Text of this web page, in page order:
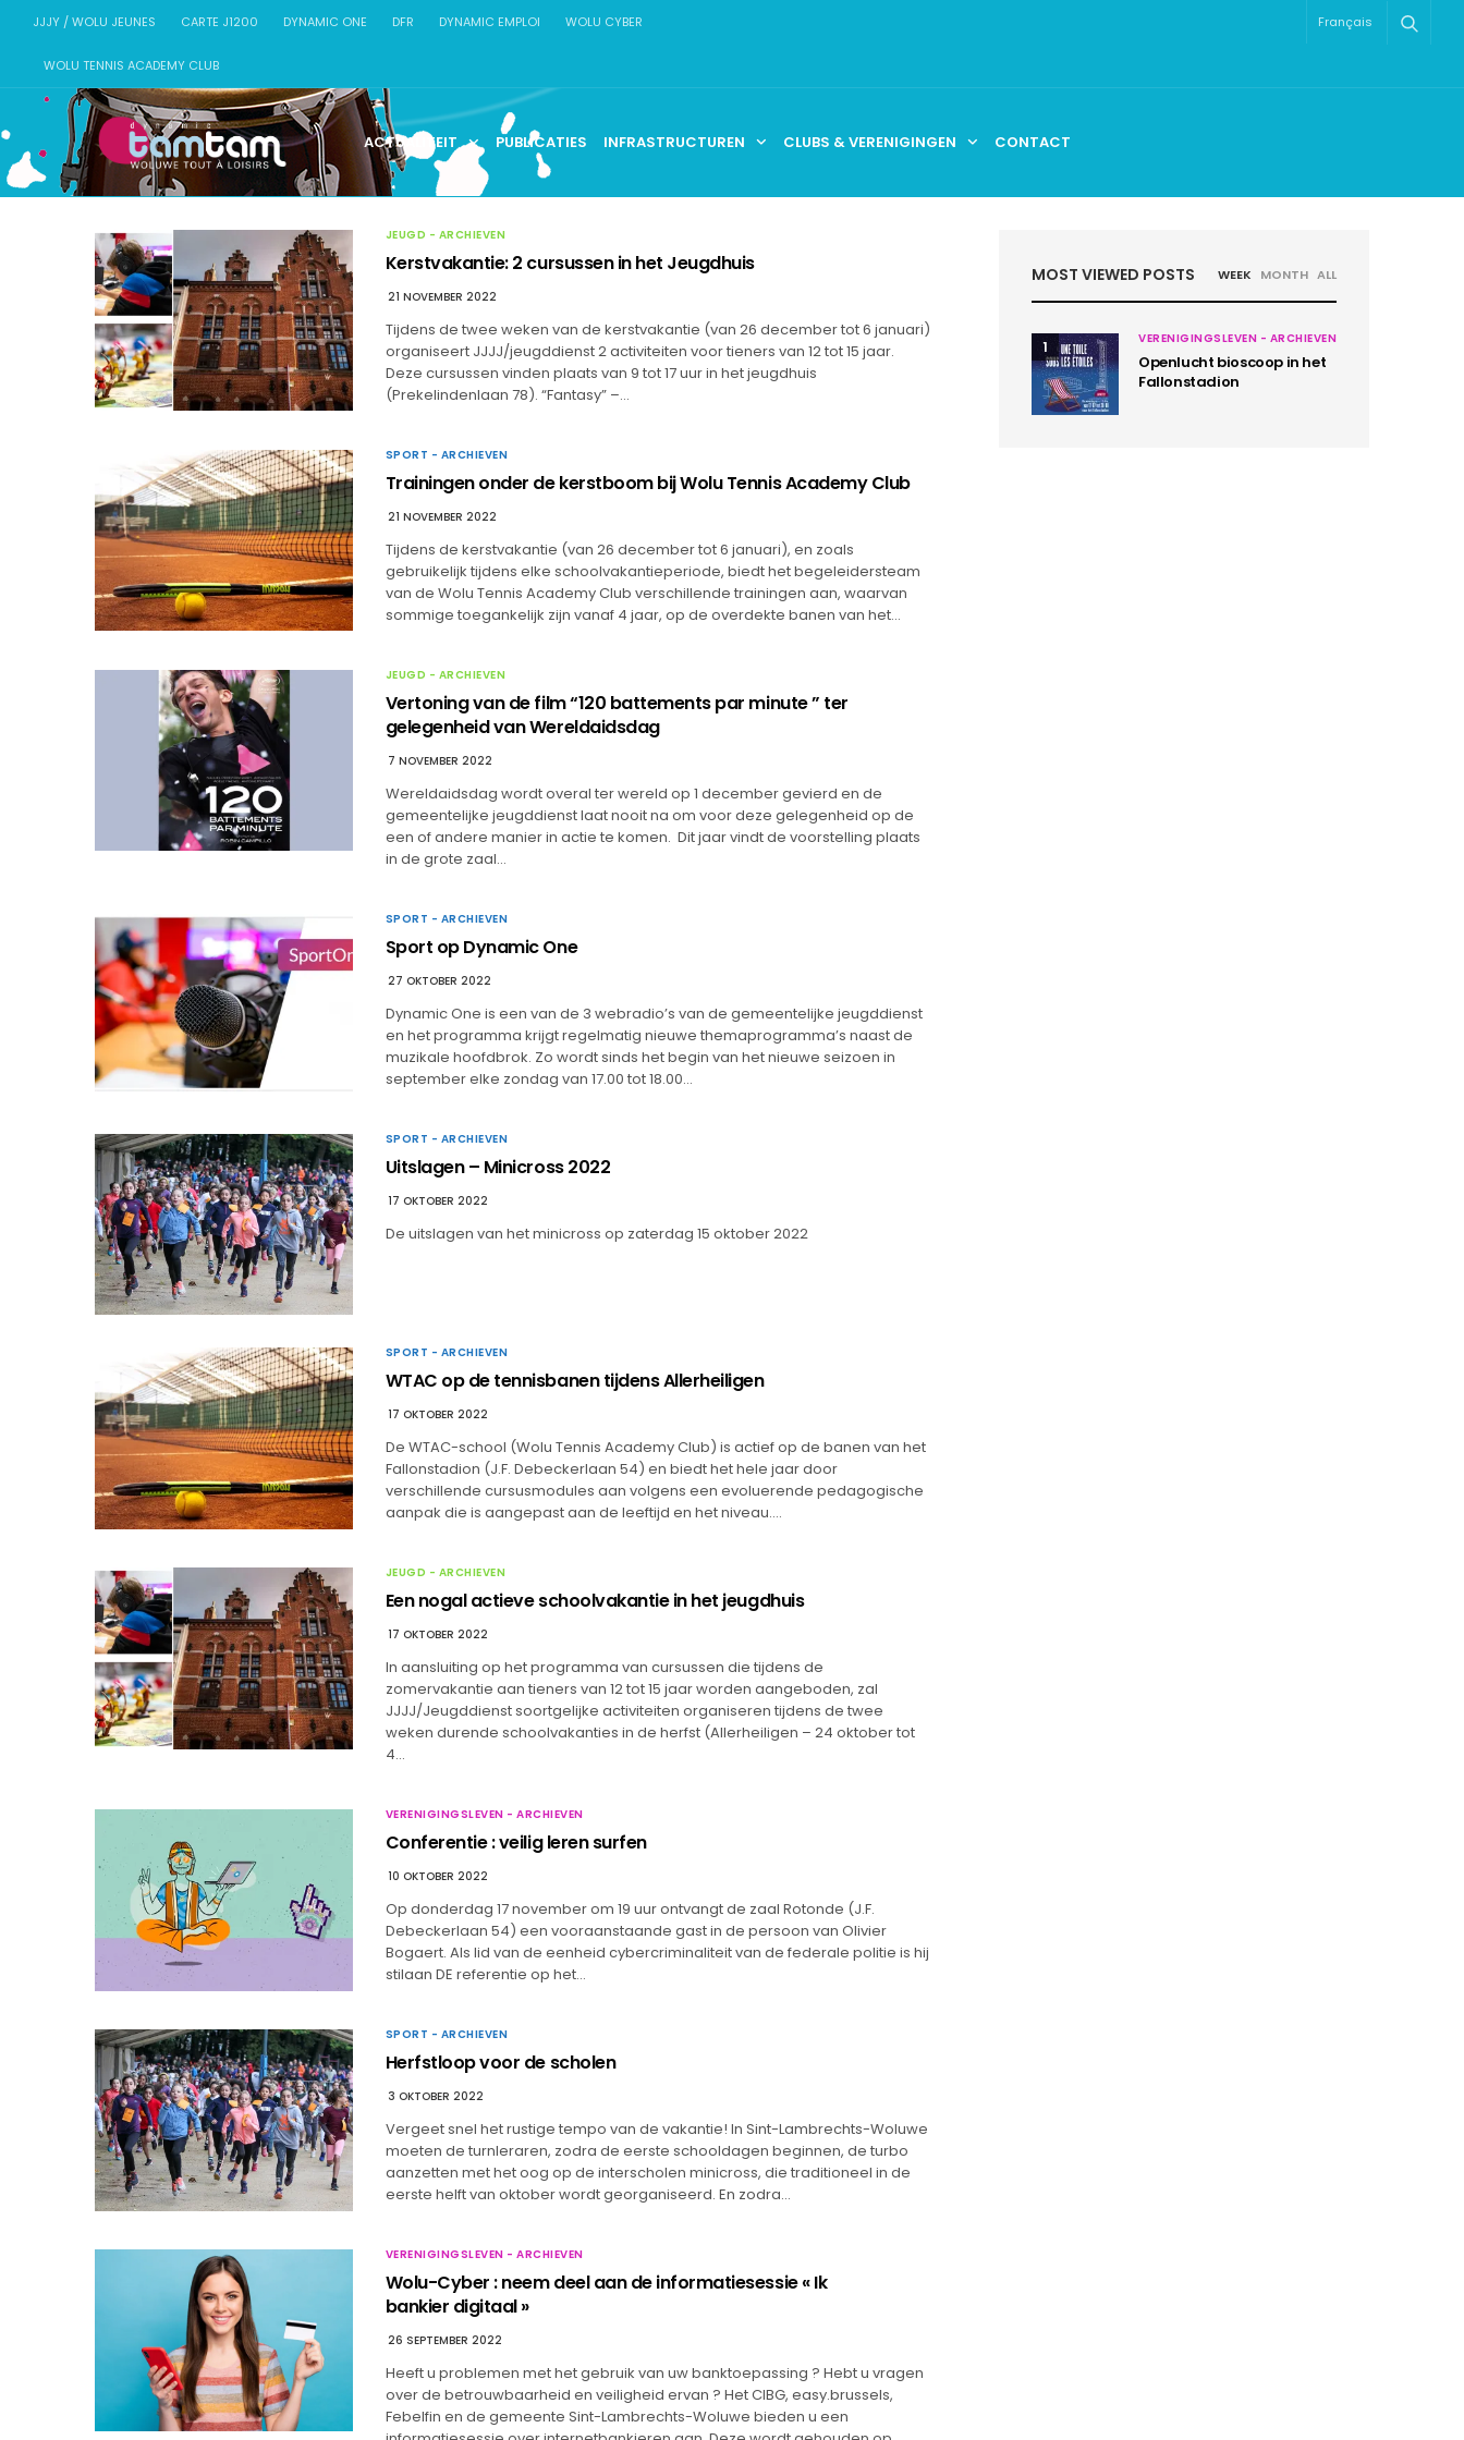
JJJY / WOLU JEUNES CARTE J1200 DYNAMIC ONE DFR DYNAMIC EMPLOI WOLU CYBER
WOLU TENNIS ACADEMY CLUB
Français
ACTUALITEIT PUBLICATIES INFRASTRUCTUREN CLUBS & VERENIGINGEN CONTACT
JEUGD - ARCHIEVEN
Kerstvakantie: 2 cursussen in het Jeugdhuis
21 NOVEMBER 2022
Tijdens de twee weken van de kerstvakantie (van 26 december tot 6 januari)
organiseert JJJJ/jeugddienst 2 activiteiten voor tieners van 12 tot 15 jaar.
Deze cursussen vinden plaats van 9 tot 17 uur in het jeugdhuis
(Prekelindenlaan 78). “Fantasy” –…
SPORT - ARCHIEVEN
Trainingen onder de kerstboom bij Wolu Tennis Academy Club
21 NOVEMBER 2022
Tijdens de kerstvakantie (van 26 december tot 6 januari), en zoals
gebruikelijk tijdens elke schoolvakantieperiode, biedt het begeleidersteam
van de Wolu Tennis Academy Club verschillende trainingen aan, waarvan
sommige toegankelijk zijn vanaf 4 jaar, op de overdekte banen van het…
JEUGD - ARCHIEVEN
Vertoning van de film “120 battements par minute ” ter
gelegenheid van Wereldaidsdag
7 NOVEMBER 2022
Wereldaidsdag wordt overal ter wereld op 1 december gevierd en de
gemeentelijke jeugddienst laat nooit na om voor deze gelegenheid op de
een of andere manier in actie te komen. Dit jaar vindt de voorstelling plaats
in de grote zaal…
SPORT - ARCHIEVEN
Sport op Dynamic One
27 OKTOBER 2022
Dynamic One is een van de 3 webradio’s van de gemeentelijke jeugddienst
en het programma krijgt regelmatig nieuwe themaprogramma’s naast de
muzikale hoofdbrok. Zo wordt sinds het begin van het nieuwe seizoen in
september elke zondag van 17.00 tot 18.00…
SPORT - ARCHIEVEN
Uitslagen – Minicross 2022
17 OKTOBER 2022
De uitslagen van het minicross op zaterdag 15 oktober 2022
SPORT - ARCHIEVEN
WTAC op de tennisbanen tijdens Allerheiligen
17 OKTOBER 2022
De WTAC-school (Wolu Tennis Academy Club) is actief op de banen van het
Fallonstadion (J.F. Debeckerlaan 54) en biedt het hele jaar door
verschillende cursusmodules aan volgens een evoluerende pedagogische
aanpak die is aangepast aan de leeftijd en het niveau.…
JEUGD - ARCHIEVEN
Een nogal actieve schoolvakantie in het jeugdhuis
17 OKTOBER 2022
In aansluiting op het programma van cursussen die tijdens de
zomervakantie aan tieners van 12 tot 15 jaar worden aangeboden, zal
JJJJ/Jeugddienst soortgelijke activiteiten organiseren tijdens de twee
weken durende schoolvakanties in de herfst (Allerheiligen – 24 oktober tot
4…
VERENIGINGSLEVEN - ARCHIEVEN
Conferentie : veilig leren surfen
10 OKTOBER 2022
Op donderdag 17 november om 19 uur ontvangt de zaal Rotonde (J.F.
Debeckerlaan 54) een vooraanstaande gast in de persoon van Olivier
Bogaert. Als lid van de eenheid cybercriminaliteit van de federale politie is hij
stilaan DE referentie op het…
SPORT - ARCHIEVEN
Herfstloop voor de scholen
3 OKTOBER 2022
Vergeet snel het rustige tempo van de vakantie! In Sint-Lambrechts-Woluwe
moeten de turnleraren, zodra de eerste schooldagen beginnen, de turbo
aanzetten met het oog op de interscholen minicross, die traditioneel in de
eerste helft van oktober wordt georganiseerd. En zodra…
VERENIGINGSLEVEN - ARCHIEVEN
Wolu-Cyber : neem deel aan de informatiesessie « Ik
bankier digitaal »
26 SEPTEMBER 2022
Heeft u problemen met het gebruik van uw banktoepassing ? Hebt u vragen
over de betrouwbaarheid en veiligheid ervan ? Het CIBG, easy.brussels,
Febelfin en de gemeente Sint-Lambrechts-Woluwe bieden u een
MOST VIEWED POSTS WEEK MONTH ALL
1 VERENIGINGSLEVEN - ARCHIEVEN
Openlucht bioscoop in het
Fallonstadion